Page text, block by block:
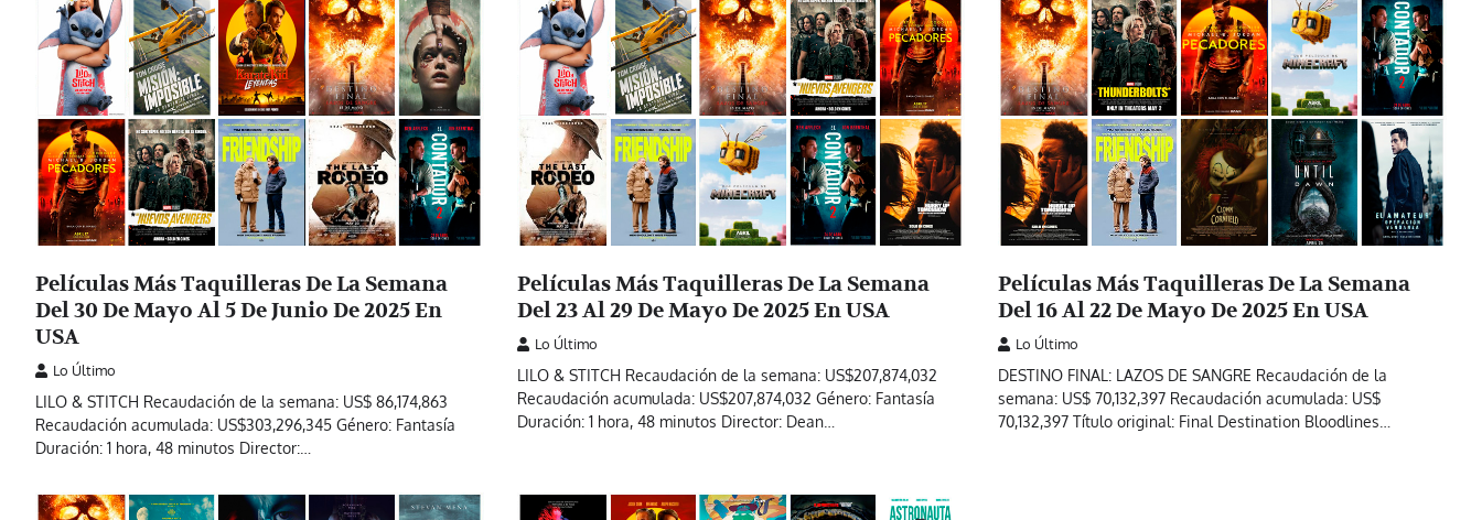
Películas Más Taquilleras De La Semana
Del 30 De Mayo Al 5 De Junio De 2025 En
USA
Lo Último
LILO & STITCH Recaudación de la semana: US$ 86,174,863
Recaudación acumulada: US$303,296,345 Género: Fantasía
Duración: 1 hora, 48 minutos Director:…
Películas Más Taquilleras De La Semana
Del 23 Al 29 De Mayo De 2025 En USA
Lo Último
LILO & STITCH Recaudación de la semana: US$207,874,032
Recaudación acumulada: US$207,874,032 Género: Fantasía
Duración: 1 hora, 48 minutos Director: Dean…
Películas Más Taquilleras De La Semana
Del 16 Al 22 De Mayo De 2025 En USA
Lo Último
DESTINO FINAL: LAZOS DE SANGRE Recaudación de la
semana: US$ 70,132,397 Recaudación acumulada: US$
70,132,397 Título original: Final Destination Bloodlines…